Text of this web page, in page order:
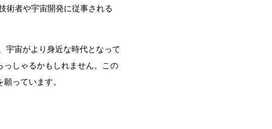
術者や宇宙開発に従事される
宇宙がより身近な時代となって
しゃるかもしれません。この
っています。